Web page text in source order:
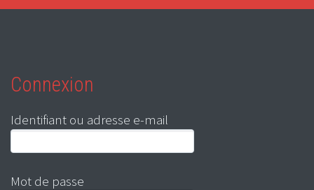
Connexion
Identifiant ou adresse e-mail
Mot de passe